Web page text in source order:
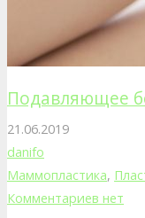
Подавляющее
21.06.2019
danifo
Маммопластика,
Комментариев нет